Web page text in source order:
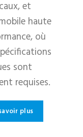
et
haute
où
sont
requises.
plus